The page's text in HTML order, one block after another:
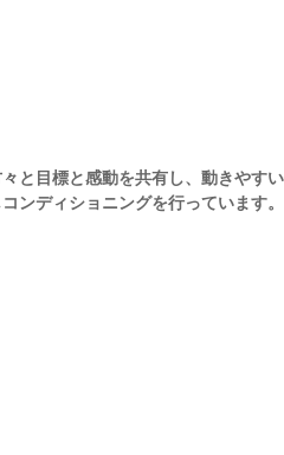
々と目標と感動を共有し、動きやす
ンディショニングを行っていま